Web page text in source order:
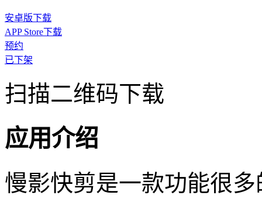
安卓版下载
APP Store下载
预约
已下架
扫描二维码下载
应用介绍
慢影快剪是一款功能很多